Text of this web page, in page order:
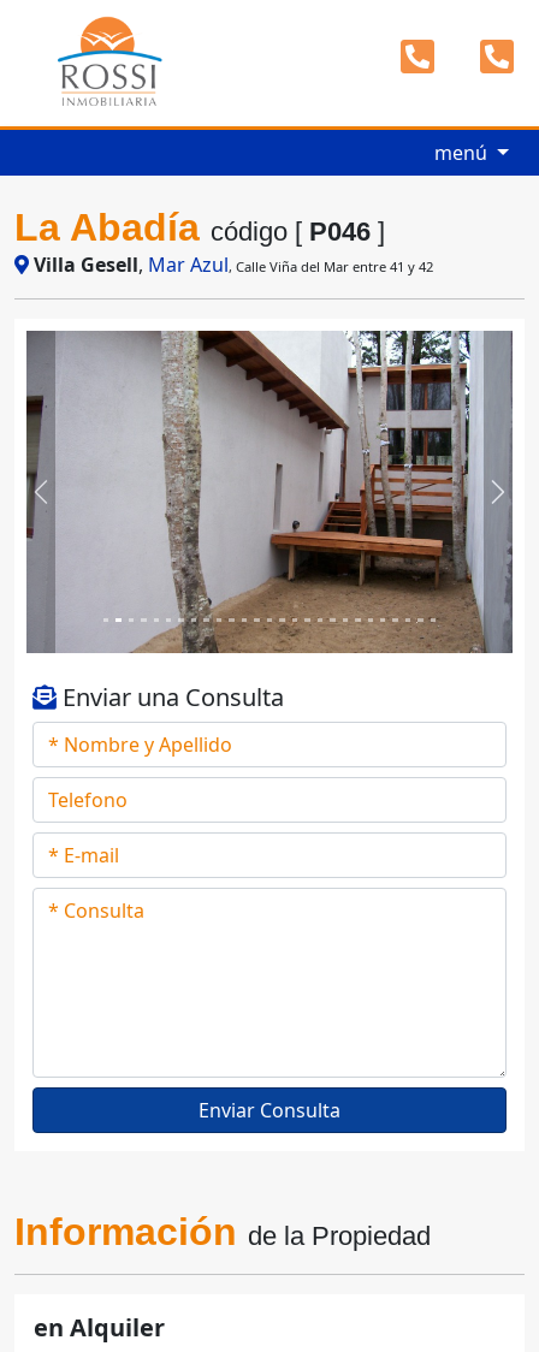
menú
La Abadía código [ P046 ]
Villa Gesell, Mar Azul, Calle Viña del Mar entre 41 y 42
Previous Next
Enviar una Consulta
Información de la Propiedad
en Alquiler